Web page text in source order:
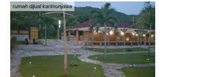
rumah dijual karimunjawa